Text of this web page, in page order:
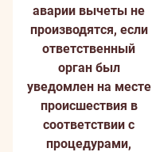
аварии вычеты не
производятся, если
ответственный
орган был
уведомлен на месте
происшествия в
соответствии с
процедурами,